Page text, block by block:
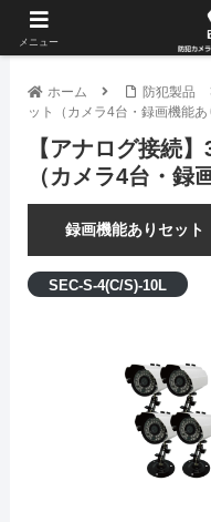
ホーム 防犯製品
ット（カメラ4台・録画機能あ
【アナログ接続
（カメラ4台・録
録画機能ありセット
SEC-S-4(C/S)-10L
メニュー